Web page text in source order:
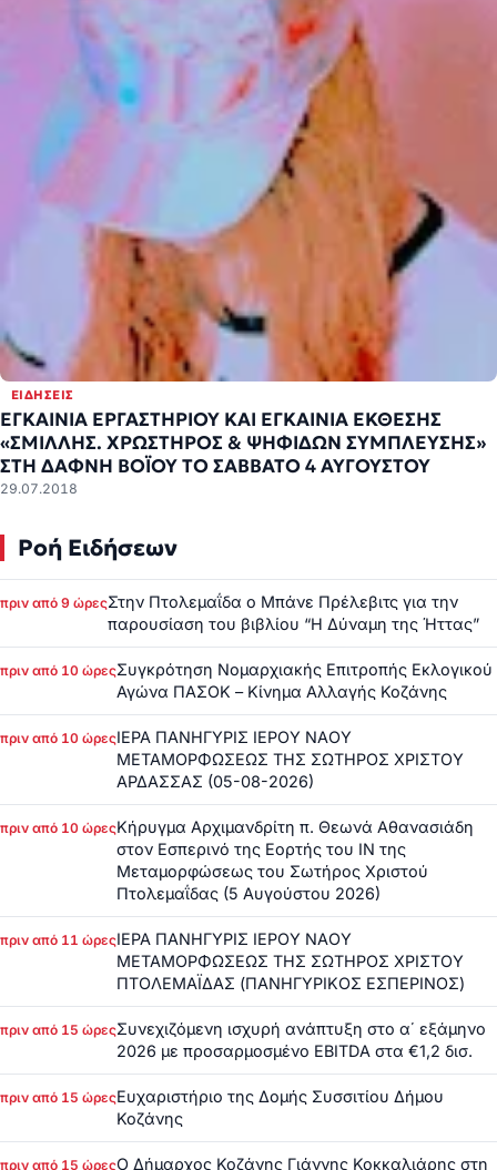
ΕΙΔΉΣΕΙΣ
ΕΓΚΑΙΝΙΑ ΕΡΓΑΣΤΗΡΙΟΥ ΚΑΙ ΕΓΚΑΙΝΙΑ ΕΚΘΕΣΗΣ
«ΣΜΙΛΛΗΣ. ΧΡΩΣΤΗΡΟΣ & ΨΗΦΙΔΩΝ ΣΥΜΠΛΕΥΣΗΣ»
ΣΤΗ ΔΑΦΝΗ ΒΟΪΟΥ ΤΟ ΣΑΒΒΑΤΟ 4 ΑΥΓΟΥΣΤΟΥ
29.07.2018
Ροή Ειδήσεων
πριν από 9 ώρεςΣτην Πτολεμαΐδα ο Μπάνε Πρέλεβιτς για την
παρουσίαση του βιβλίου “Η Δύναμη της Ήττας”
πριν από 10 ώρεςΣυγκρότηση Νομαρχιακής Επιτροπής Εκλογικού
Αγώνα ΠΑΣΟΚ – Κίνημα Αλλαγής Κοζάνης
πριν από 10 ώρεςΙΕΡΑ ΠΑΝΗΓΥΡΙΣ ΙΕΡΟΥ ΝΑΟΥ
ΜΕΤΑΜΟΡΦΩΣΕΩΣ ΤΗΣ ΣΩΤΗΡΟΣ ΧΡΙΣΤΟΥ
ΑΡΔΑΣΣΑΣ (05-08-2026)
πριν από 10 ώρεςΚήρυγμα Αρχιμανδρίτη π. Θεωνά Αθανασιάδη
στον Εσπερινό της Εορτής του ΙΝ της
Μεταμορφώσεως του Σωτήρος Χριστού
Πτολεμαΐδας (5 Αυγούστου 2026)
πριν από 11 ώρεςΙΕΡΑ ΠΑΝΗΓΥΡΙΣ ΙΕΡΟΥ ΝΑΟΥ
ΜΕΤΑΜΟΡΦΩΣΕΩΣ ΤΗΣ ΣΩΤΗΡΟΣ ΧΡΙΣΤΟΥ
ΠΤΟΛΕΜΑΪΔΑΣ (ΠΑΝΗΓΥΡΙΚΟΣ ΕΣΠΕΡΙΝΟΣ)
πριν από 15 ώρεςΣυνεχιζόμενη ισχυρή ανάπτυξη στο α΄ εξάμηνο
2026 με προσαρμοσμένο EBITDA στα €1,2 δισ.
πριν από 15 ώρεςΕυχαριστήριο της Δομής Συσσιτίου Δήμου
Κοζάνης
πριν από 15 ώρεςΟ Δήμαρχος Κοζάνης Γιάννης Κοκκαλιάρης στη